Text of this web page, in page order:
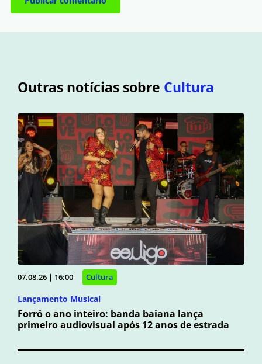
Outras notícias sobre Cultura
07.08.26 | 16:00 Cultura
Lançamento Musical
Forró o ano inteiro: banda baiana lança
primeiro audiovisual após 12 anos de estrada